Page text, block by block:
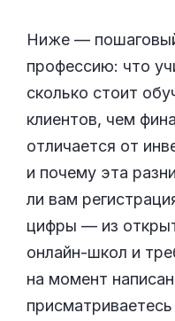
Ниже —
профессию: что
сколько стоит
клиентов, чем
отличается от
и почему эта
ли вам
цифры — из
онлайн-школ и
на момент